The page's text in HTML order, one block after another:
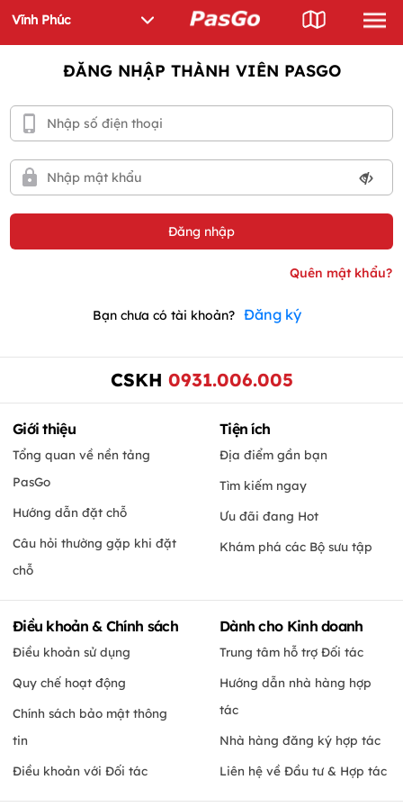
ĐĂNG NHẬP THÀNH VIÊN PASGO
Bạn chưa có tài khoản? Đăng ký
CSKH 0931.006.005
Giới thiệu
Tổng quan về nền tảng
PasGo
Hướng dẫn đặt chỗ
Câu hỏi thường gặp khi đặt
chỗ
Tiện ích
Địa điểm gần bạn
Tìm kiếm ngay
Ưu đãi đang Hot
Khám phá các Bộ sưu tập
Điều khoản & Chính sách
Điều khoản sử dụng
Quy chế hoạt động
Chính sách bảo mật thông
tin
Điều khoản với Đối tác
Dành cho Kinh doanh
Trung tâm hỗ trợ Đối tác
Hướng dẫn nhà hàng hợp
tác
Nhà hàng đăng ký hợp tác
Liên hệ về Đầu tư & Hợp tác